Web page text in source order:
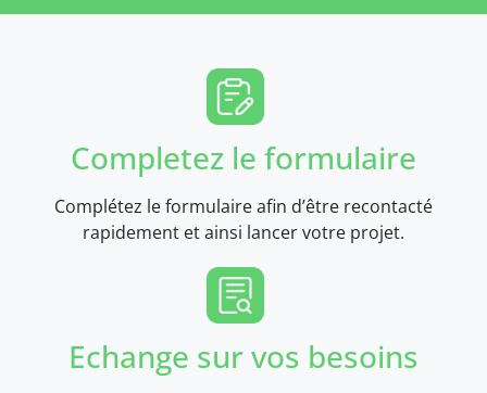
Completez le formulaire
Complétez le formulaire afin d’être recontacté
rapidement et ainsi lancer votre projet.
Echange sur vos besoins